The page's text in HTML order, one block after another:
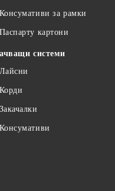
Консумативи за рамки
Паспарту картони
системи
Лайсни
Корди
Закачалки
Консумативи